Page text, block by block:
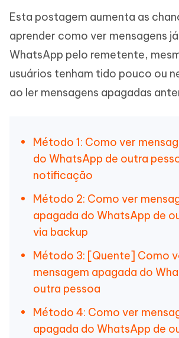
Esta postagem aumenta as
aprender como ver mensagens
WhatsApp pelo remetente,
usuários tenham tido pouco ou
ao ler mensagens apagadas
Método 1: Como ver
do WhatsApp de outra
notificação
Método 2: Como ver
apagada do WhatsApp de
via backup
Método 3: [Quente] Como
mensagem apagada do
outra pessoa
Método 4: Como ver
apagada do WhatsApp de